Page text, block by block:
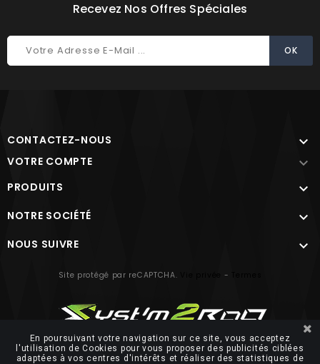
Recevez Nos Offres Spéciales
CONTACTEZ-NOUS 
VOTRE COMPTE 
PRODUITS 
NOTRE SOCIÉTÉ 
NOUS SUIVRE 
Site protégé par reCAPTCHA. -
© 2026 FUTUROSOFT
En poursuivant votre navigation sur ce site, vous acceptez
l'utilisation de Cookies pour vous proposer des publicités ciblées
adaptées à vos centres d'intérêts et réaliser des statistiques de